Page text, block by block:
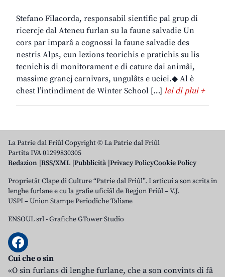
Stefano Filacorda, responsabil sientific pal grup di
ricercje dal Ateneu furlan su la faune salvadie Un
cors par imparâ a cognossi la faune salvadie des
nestris Alps, cun lezions teorichis e pratichis su lis
tecnichis di monitorament e di cature dai animâi,
massime grancj carnivars, ungulâts e uciei.◆ Al è
chest l’intindiment de Winter School […] lei di plui +
La Patrie dal Friûl Copyright © La Patrie dal Friûl
Partita IVA 01299830305
Redazion RSS/XML Pubblicità Privacy PolicyCookie Policy
Proprietât Clape di Culture “Patrie dal Friûl”. I articui a son scrits in
lenghe furlane e cu la grafie uficiâl de Regjon Friûl – V.J.
USPI – Union Stampe Periodiche Taliane
ENSOUL srl-Grafiche GTower Studio
Cui che o sin
«O sin furlans di lenghe furlane, che a son convints di fâ